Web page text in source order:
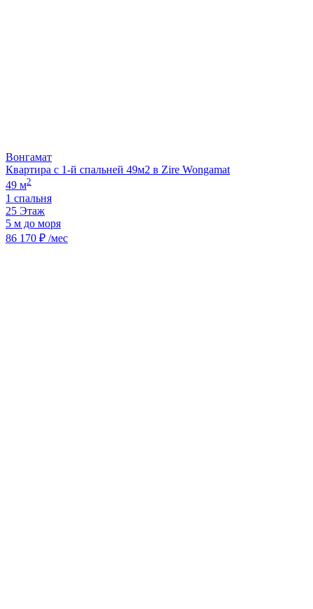
Вонгамат
Квартира с 1-й спальней 49м2 в Zire Wongamat
49 м2
1 спальня
25 Этаж
5 м до моря
86 170 ₽ /мес